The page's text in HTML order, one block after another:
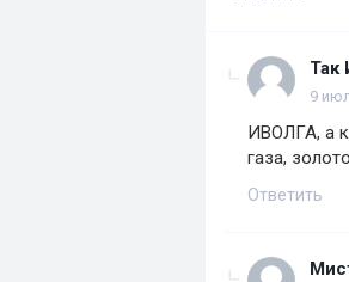
Так
9
ИВОЛГА, а
газа,
Ответить